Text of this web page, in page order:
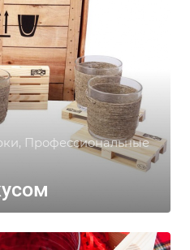
Профессиональные